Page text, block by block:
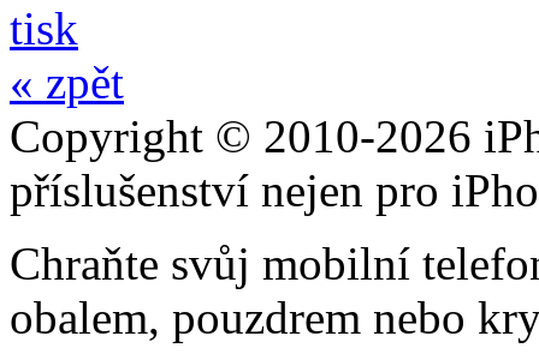
tisk
« zpět
Copyright © 2010-2026
příslušenství nejen pro
Chraňte svůj mobilní
obalem, pouzdrem nebo